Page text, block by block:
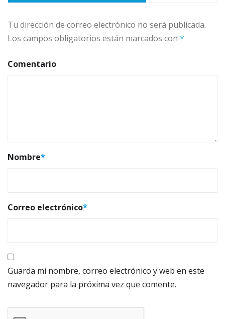
Tu dirección de correo electrónico no será publicada.
Los campos obligatorios están marcados con *
Comentario
Nombre*
Correo electrónico*
Guarda mi nombre, correo electrónico y web en este
navegador para la próxima vez que comente.